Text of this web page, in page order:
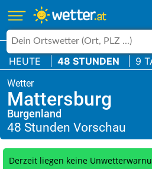
HEUTE 48 STUNDEN 9
Mattersburg
Burgenland
Derzeit liegen keine